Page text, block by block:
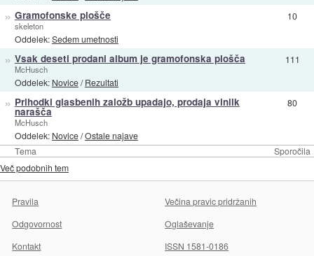
Tema Sporočila
» Gramofonske plošče
skeleton
Oddelek:Sedem umetnosti
10
» Vsak deseti prodani album je gramofonska plošča
McHusch
Oddelek: Novice/Rezultati
111
» Prihodki glasbenih založb upadajo, prodaja vinilk
narašča
McHusch
Oddelek: Novice/Ostale najave
80
Več podobnih tem
Pravila
Večina pravic pridržanih
Odgovornost
Oglaševanje
Kontakt
ISSN 1581-0186